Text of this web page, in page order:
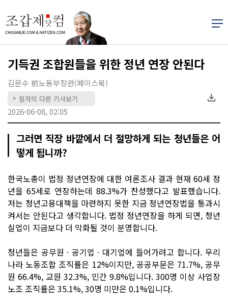
기득권 조합원들을 위한 정년 연장 안된다
김문수 前노동부장관(페이스북)
▶ 필자의 다른 기사보기
2026-06-08, 02:05
그러면 직장 바깥에서 더 절망하게 되는 청년들은 어
떻게 됩니까?
한국노총이 법정 정년연장에 대한 여론조사 결과 현재 60세 정
년을 65세로 연장하는데 88.3%가 찬성했다고 발표했습니다.
저는 청년고용대책을 마련하지 못한 지금 정년연장법을 통과시
켜서는 안된다고 생각합니다. 법정 정년연장을 하게 되면, 청년
실업이 지금보다 더 악화될 것이 분명합니다.
청년들은 공무원ㆍ공기업ㆍ대기업에 들어가려고 합니다. 우리
나라 노동조합 조직률은 12%이지만, 공공부문은 71.7%, 공무
원 66.4%, 교원 32.3%, 민간 9.8%입니다. 300명 이상 사업장
노조 조직률은 35.1%, 30명 미만은 0.1%입니다.